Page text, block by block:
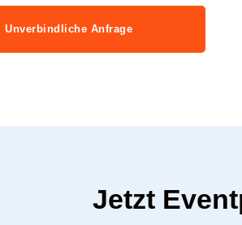
Unverbindliche Anfrage
Jetzt